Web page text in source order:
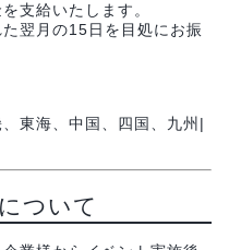
支給いたします。
翌月の15日を目処にお振
東海、中国、四国、九州|
ついて